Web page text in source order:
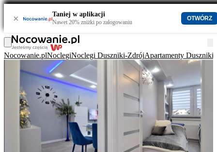
× Taniej w aplikacji
Nawet 20% zniżki po zalogowaniu
OTWÓRZ
Nocowanie.plNoclegiNoclegi Duszniki-ZdrójApartamenty